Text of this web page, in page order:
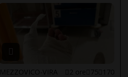
MEZZOVICO-VIRA 2 ore 75 170